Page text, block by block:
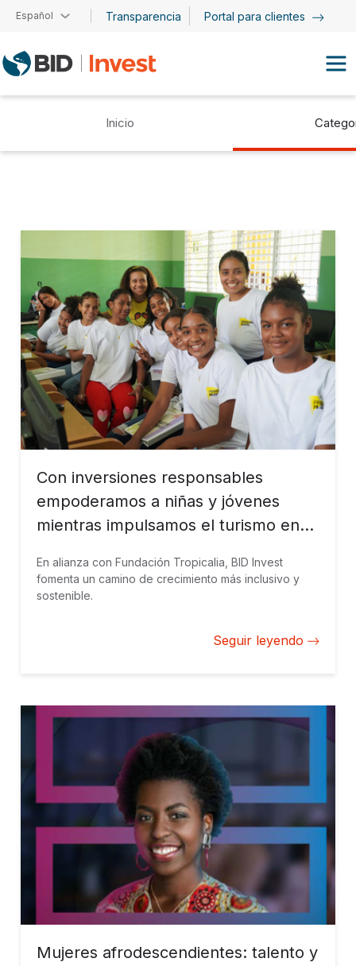
Pasar al contenido principal
Español Transparencia Portal para clientes
Inicio
Con inversiones responsables
empoderamos a niñas y jóvenes
mientras impulsamos el turismo en
En alianza con Fundación Tropicalia, BID Invest
fomenta un camino de crecimiento más inclusivo y
sostenible.
Seguir leyendo
Mujeres afrodescendientes: talento y